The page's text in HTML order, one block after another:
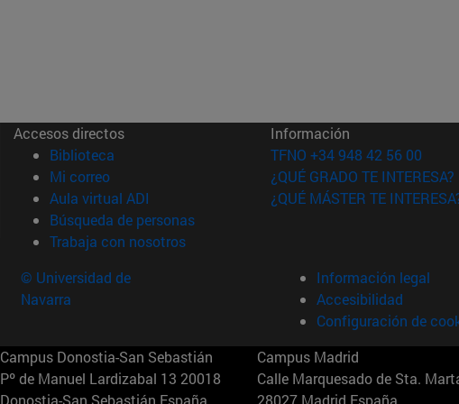
Accesos directos
Biblioteca (abre en nueva ventana)
Mi correo(abre en nueva ventana)
Aula virtual ADI (abre en nueva ventana)
Búsqueda de personas(abre en nueva ventana)
Trabaja con nosotros(abre en nueva ventana)
Información
TFNO +34 948 42 56 00
¿QUÉ GRADO TE INTERESA?
¿QUÉ MÁSTER TE
© Universidad de
Navarra
Información legal
Accesibilidad
Configuración de
Campus Donostia-San Sebastián
Pº de Manuel Lardizabal 13 20018
Donostia-San Sebastián España
Campus Madrid
Calle Marquesado de Sta.
28027 Madrid España